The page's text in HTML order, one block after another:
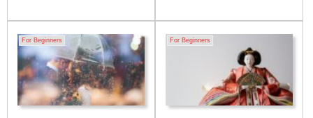
fooled me into
joining a pyramid
scheme
For Beginners For Beginners